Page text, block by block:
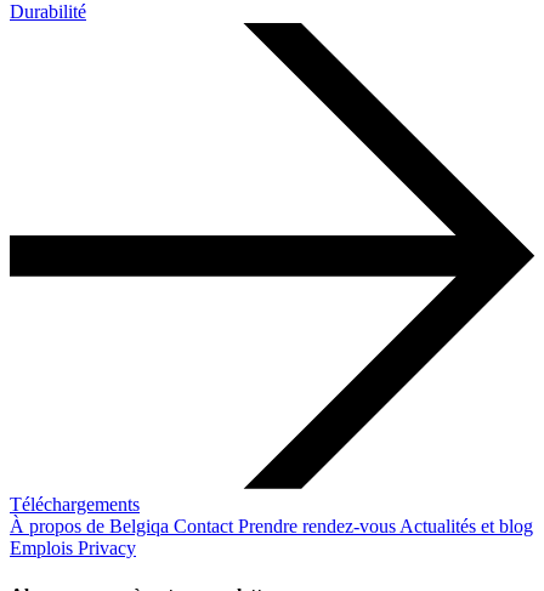
Durabilité
Téléchargements
À propos de Belgiqa Contact Prendre rendez-vous Actualités et blog
Emplois Privacy